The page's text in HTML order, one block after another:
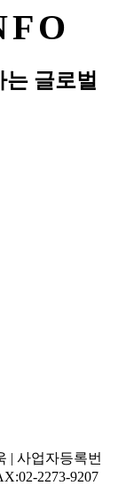
글로벌
| 사업자등록번
2273-9207